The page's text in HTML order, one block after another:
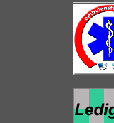
Hoppa till huvudinnehåll